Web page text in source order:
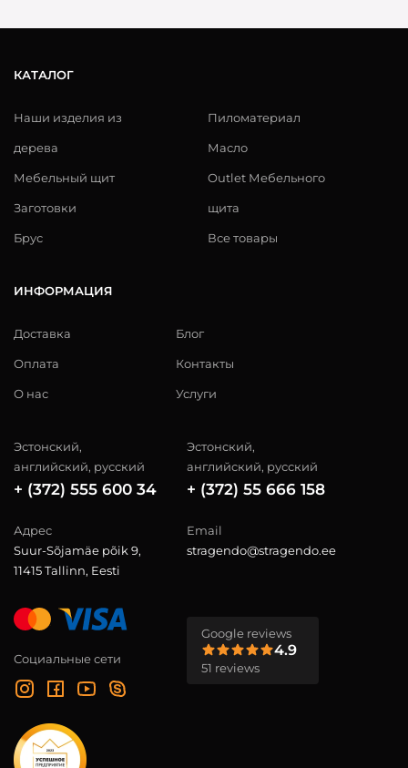
КАТАЛОГ
Наши изделия из
дерева
Мебельный щит
Заготовки
Брус
Пиломатериал
Масло
Outlet Мебельного
щита
Все товары
ИНФОРМАЦИЯ
Доставка
Оплата
О нас
Блог
Контакты
Услуги
Эстонский,
английский, русский
+ (372) 555 600 34
Эстонский,
английский, русский
+ (372) 55 666 158
Адрес
Suur-Sõjamäe põik 9,
11415 Tallinn, Eesti
Email
stragendo@stragendo.ee
Социальные сети
Google reviews
4.9
51 reviews